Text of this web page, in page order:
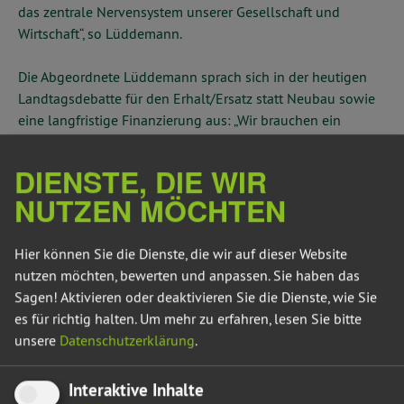
das zentrale Nervensystem unserer Gesellschaft und
Wirtschaft“, so Lüddemann.
Die Abgeordnete Lüddemann sprach sich in der heutigen
Landtagsdebatte für den Erhalt/Ersatz statt Neubau sowie
eine langfristige Finanzierung aus: „Wir brauchen ein
von Infrastrukturprojekten regelmäßig angespart wird, um
eine Sanierung in 20-30 Jahren sicherzustellen.“
Neben der Finanzierung betonte sie die Bedeutung
effizienterer Planungsprozesse: „Mit digitalen Lösungen
und Reformen im Genehmigungs- und Vergaberecht
können Hürden, insbesondere in den Kommunen,
genommen werden. Wir müssen innovativer und schneller
DIENSTE, DIE WIR
NUTZEN MÖCHTEN
Hier können Sie die Dienste, die wir auf dieser Website
nutzen möchten, bewerten und anpassen. Sie haben das
Sagen! Aktivieren oder deaktivieren Sie die Dienste, wie Sie
es für richtig halten. Um mehr zu erfahren, lesen Sie bitte
unsere Datenschutzerklärung.
Interaktive Inhalte